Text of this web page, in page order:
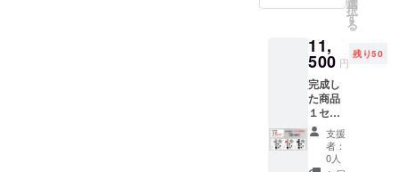
→30%
10,800
円税込/
送料込
※皆様の
応援購
入によ
り量産
効率が
向上し
択
す
る
11,
500 円
残り50
完成し
た商品
１セッ
ト
「ヒー
ティン
支援
者：
0人